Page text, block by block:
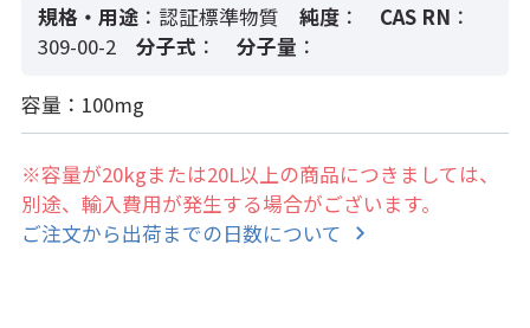
規格・用途 ：認証標準物質 純度： CAS RN ：
309-00-2
分子式 ： 分子量 ：
容量：100mg
※容量が20kgまたは20L以上の商品につきましては、
別途、輸入費用が発生する場合がございます。
ご注文から出荷までの日数について